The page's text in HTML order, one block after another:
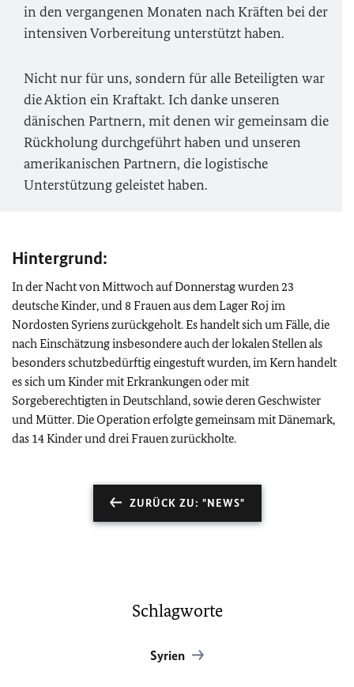
in den vergangenen Monaten nach Kräften bei der
intensiven Vorbereitung unterstützt haben.
Nicht nur für uns, sondern für alle Beteiligten war
die Aktion ein Kraftakt. Ich danke unseren
dänischen Partnern, mit denen wir gemeinsam die
Rückholung durchgeführt haben und unseren
amerikanischen Partnern, die logistische
Unterstützung geleistet haben.
Hintergrund:
In der Nacht von Mittwoch auf Donnerstag wurden 23
deutsche Kinder, und 8 Frauen aus dem Lager Roj im
Nordosten Syriens zurückgeholt. Es handelt sich um Fälle, die
nach Einschätzung insbesondere auch der lokalen Stellen als
besonders schutzbedürftig eingestuft wurden, im Kern handelt
es sich um Kinder mit Erkrankungen oder mit
Sorgeberechtigten in Deutschland, sowie deren Geschwister
und Mütter. Die Operation erfolgte gemeinsam mit Dänemark,
das 14 Kinder und drei Frauen zurückholte.
ZURÜCK ZU: "NEWS"
Schlagworte
Syrien